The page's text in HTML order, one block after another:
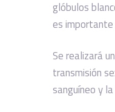
glóbulos
es
Se realizará
transmisión
sanguíneo y